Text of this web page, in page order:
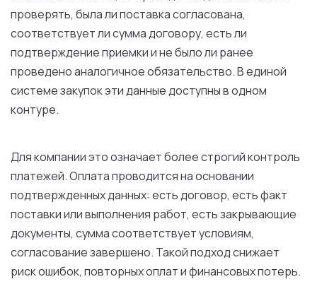
проверять, была ли поставка согласована,
соответствует ли сумма договору, есть ли
подтверждение приемки и не было ли ранее
проведено аналогичное обязательство. В единой
системе закупок эти данные доступны в одном
контуре.
Для компании это означает более строгий контроль
платежей. Оплата проводится на основании
подтвержденных данных: есть договор, есть факт
поставки или выполнения работ, есть закрывающие
документы, сумма соответствует условиям,
согласование завершено. Такой подход снижает
риск ошибок, повторных оплат и финансовых потерь.